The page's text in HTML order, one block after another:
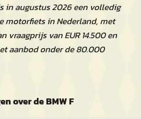
in augustus 2026 een volledig
motorfiets in Nederland, met
vraagprijs van EUR 14.500 en
aanbod onder de 80.000
over de BMW F